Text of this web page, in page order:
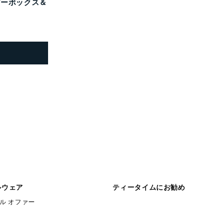
ボックス＆
ェア
オファー
ティータイムにお勧め